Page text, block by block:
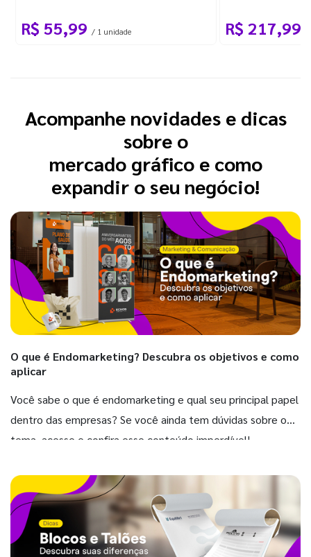
R$ 55,99 / 1 unidade R$ 217,99
Acompanhe novidades e dicas
sobre o
mercado gráfico e como
expandir o seu negócio!
O que é Endomarketing? Descubra os objetivos e como
aplicar
Você sabe o que é endomarketing e qual seu principal papel
dentro das empresas? Se você ainda tem dúvidas sobre o
tema, acesse e confira esse conteúdo imperdível!